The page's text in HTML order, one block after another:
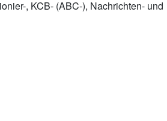
, KCB- (ABC-), Nachrichten- und